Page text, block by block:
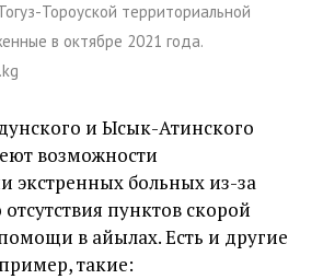
Тороуской территориальной
в октябре 2021 года.
и Ысык-Атинского
возможности
экстренных больных из-за
пунктов скорой
в айылах. Есть и другие
такие: